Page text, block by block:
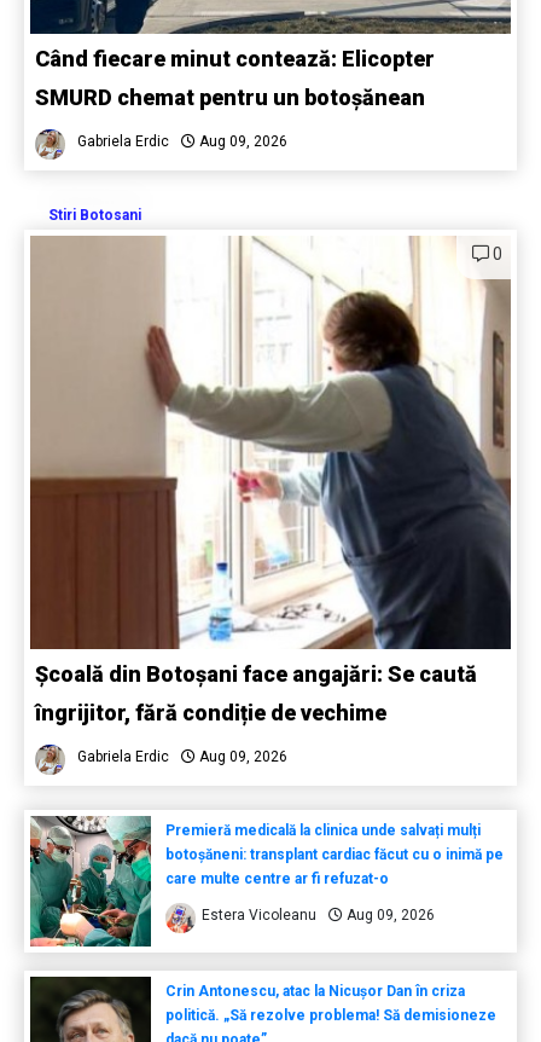
Când fiecare minut contează: Elicopter
SMURD chemat pentru un botoșănean
Gabriela Erdic Aug 09, 2026
Stiri Botosani
0
Școală din Botoșani face angajări: Se caută
îngrijitor, fără condiție de vechime
Gabriela Erdic Aug 09, 2026
Premieră medicală la clinica unde salvați mulți
botoșăneni: transplant cardiac făcut cu o inimă pe
care multe centre ar fi refuzat-o
Estera Vicoleanu Aug 09, 2026
Crin Antonescu, atac la Nicușor Dan în criza
politică. „Să rezolve problema! Să demisioneze